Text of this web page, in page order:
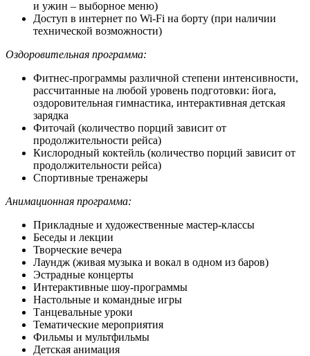
и ужин – выборное меню)
Доступ в интернет по Wi-Fi на борту (при наличии
технической возможности)
Оздоровительная программа:
Фитнес-программы различной степени интенсивности,
рассчитанные на любой уровень подготовки: йога,
оздоровительная гимнастика, интерактивная детская
зарядка
Фиточай (количество порций зависит от
продолжительности рейса)
Кислородный коктейль (количество порций зависит от
продолжительности рейса)
Спортивные тренажеры
Анимационная программа:
Прикладные и художественные мастер-классы
Беседы и лекции
Творческие вечера
Лаундж (живая музыка и вокал в одном из баров)
Эстрадные концерты
Интерактивные шоу-программы
Настольные и командные игры
Танцевальные уроки
Тематические мероприятия
Фильмы и мультфильмы
Детская анимация